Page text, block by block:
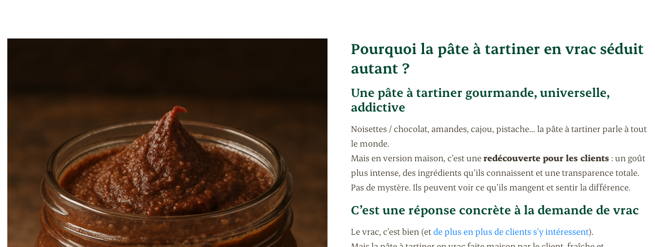
Pourquoi la pâte à tartiner en vrac séduit
autant ?
Une pâte à tartiner gourmande, universelle,
addictive
Noisettes / chocolat, amandes, cajou, pistache… la pâte à tartiner parle à tout
le monde.
Mais en version maison, c’est uneredécouverte pour les clients : un goût
plus intense, des ingrédients qu’ils connaissent et une transparence totale.
Pas de mystère. Ils peuvent voir ce qu’ils mangent et sentir la différence.
C’est une réponse concrète à la demande de vrac
Le vrac, c’est bien (et de plus en plus de clients s’y intéressent).